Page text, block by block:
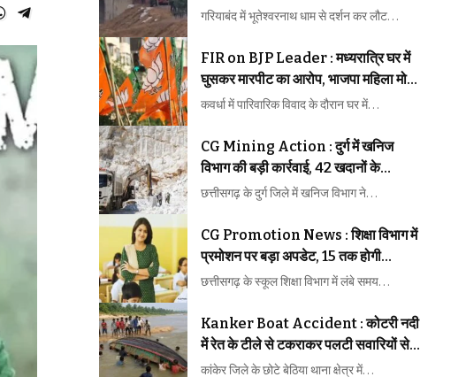
बड़ा हादसा टला
गरियाबंद में भूतेश्वरनाथ धाम से दर्शन कर लौट…
FIR on BJP Leader : मध्यरात्रि घर में
घुसकर मारपीट का आरोप, भाजपा महिला मोर्चा
अध्यक्ष समेत 3 पर FIR
कवर्धा में पारिवारिक विवाद के दौरान घर में…
CG Mining Action : दुर्ग में खनिज
विभाग की बड़ी कार्रवाई, 42 खदानों के
उत्खनन पट्टे निरस्त
छत्तीसगढ़ के दुर्ग जिले में खनिज विभाग ने…
CG Promotion News : शिक्षा विभाग में
प्रमोशन पर बड़ा अपडेट, 15 तक होगी
प्रक्रिया
छत्तीसगढ़ के स्कूल शिक्षा विभाग में लंबे समय…
Kanker Boat Accident : कोटरी नदी
में रेत के टीले से टकराकर पलटी सवारियों से
भरी नाव, 12 लोग थे सवार
कांकेर जिले के छोटे बेठिया थाना क्षेत्र में…